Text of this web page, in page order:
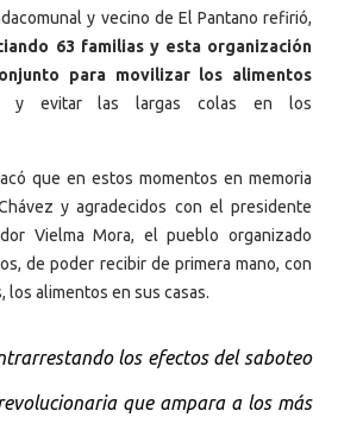
y vecino de El Pantano refirió,
63 familias y esta organización
para movilizar los alimentos
evitar las largas colas en los
que en estos momentos en memoria
y agradecidos con el presidente
Vielma Mora, el pueblo organizado
de poder recibir de primera mano, con
los alimentos en sus casas.
los efectos del saboteo
que ampara a los más